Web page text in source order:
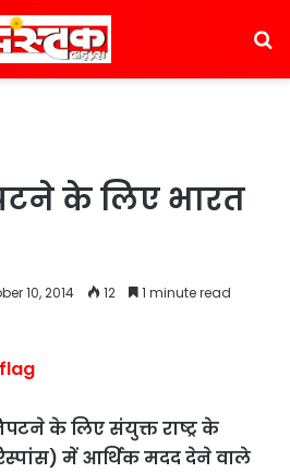
के लिए भारत
10, 2014 12 1 minute read
के लिए संयुक्त राष्ट्र के
में आर्थिक मदद देने वाले